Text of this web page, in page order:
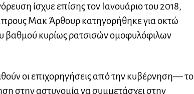
ίσχυε επίσης τον Ιανουάριο του 2018,
Μακ Άρθουρ κατηγορήθηκε για οκτώ
βαθμού κυρίως ρατσισών ομοφυλόφιλων
οι επιχορηγήσεις από την κυβέρνηση— το
στην αστυνομία να συμμετάσχει στην